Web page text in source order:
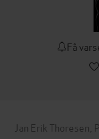
Få
Jan Erik Thoresen